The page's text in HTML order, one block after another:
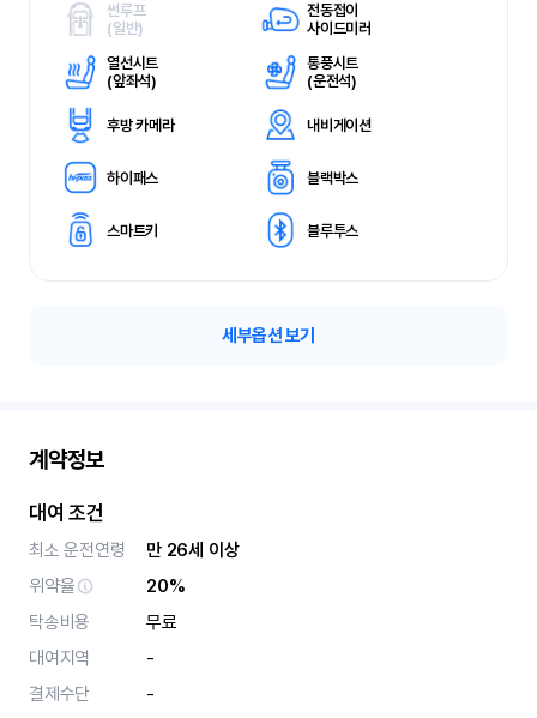
썬루프
(일반)
전동접이
사이드미러
열선시트
(앞좌석)
통풍시트
(운전석)
후방 카메라 내비게이션
하이패스 블랙박스
스마트키 블루투스
세부옵션 보기
계약정보
대여 조건
최소 운전연령
만 26세 이상
위약율
20%
탁송비용
무료
대여지역
-
결제수단
-